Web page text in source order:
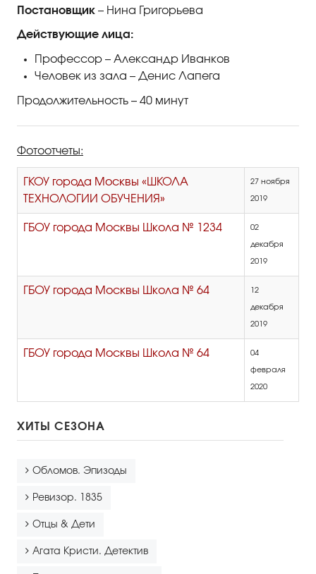
Постановщик – Нина Григорьева
Действующие лица:
Профессор – Александр Иванков
Человек из зала – Денис Лапега
Продолжительность – 40 минут
Фотоотчеты:
ГКОУ города Москвы «ШКОЛА
ТЕХНОЛОГИИ ОБУЧЕНИЯ»
27 ноября
2019
ГБОУ города Москвы Школа № 1234 02
декабря
2019
ГБОУ города Москвы Школа № 64 12
декабря
2019
ГБОУ города Москвы Школа № 64 04
февраля
2020
ХИТЫ СЕЗОНА
Обломов. Эпизоды
Ревизор. 1835
Отцы & Дети
Агата Кристи. Детектив